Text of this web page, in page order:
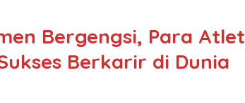
Bergengsi, Para Atlet
Berkarir di Dunia